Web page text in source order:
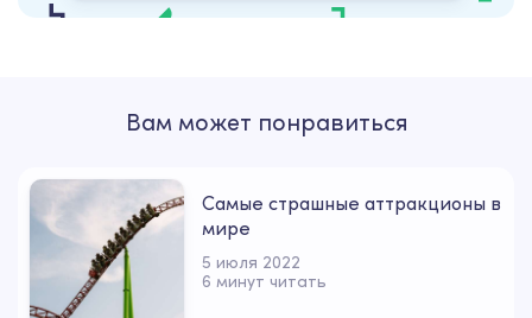
Вам может понравиться
Самые страшные аттракционы в
мире
5 июля 2022
6 минут читать